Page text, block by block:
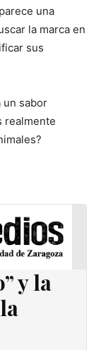
una
la marca en
sus
un sabor
realmente